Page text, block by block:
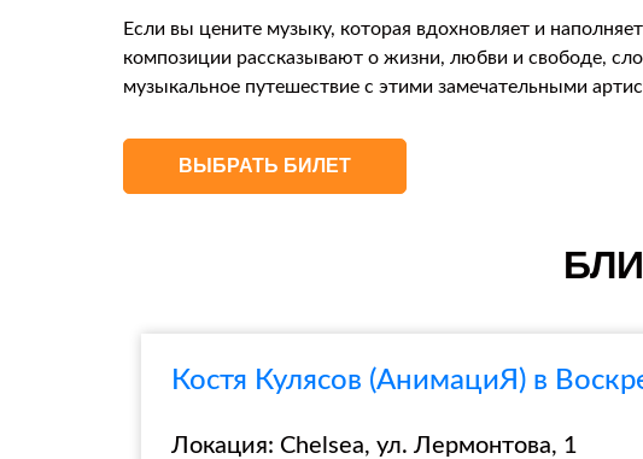
Если вы цените музыку, которая вдохновляет и
композиции рассказывают о жизни, любви и свободе,
музыкальное путешествие с этими замечательными
ВЫБРАТЬ БИЛЕТ
Костя Кулясов (АнимациЯ) в
Локация: Chelsea, ул. Лермонтова, 1